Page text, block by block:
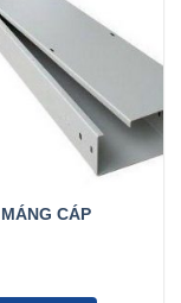
MÁNG CÁP